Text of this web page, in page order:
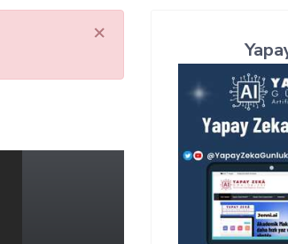
×
Yapay